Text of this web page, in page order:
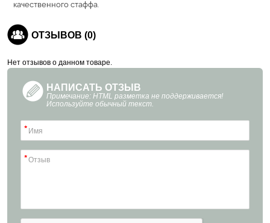
качественного стаффа.
ОТЗЫВОВ (0)
Нет отзывов о данном товаре.
НАПИСАТЬ ОТЗЫВ
Примечание: HTML разметка не поддерживается!
Используйте обычный текст.